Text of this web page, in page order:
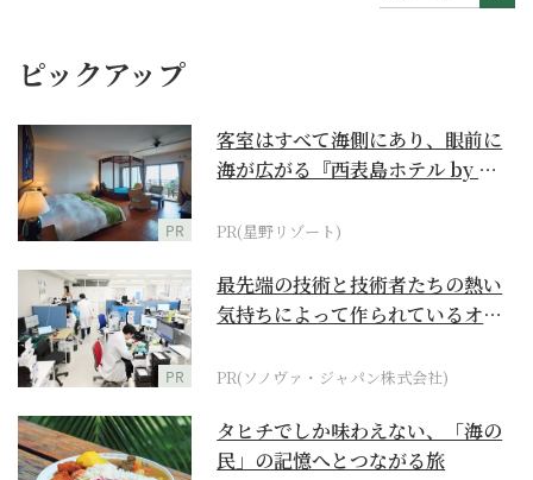
ピックアップ
PR
客室はすべて海側にあり、眼前に
海が広がる『西表島ホテル by 星
PR(星野リゾート)
PR
最先端の技術と技術者たちの熱い
気持ちによって作られているオー
PR(ソノヴァ・ジャパン株式会社)
タヒチでしか味わえない、「海の
民」の記憶へとつながる旅